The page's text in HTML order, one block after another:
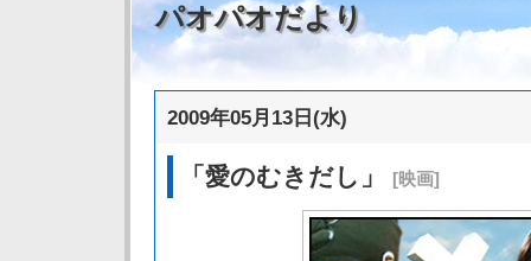
パオパオだより
2009年05月13日(水)
「愛のむきだし」 [映画]